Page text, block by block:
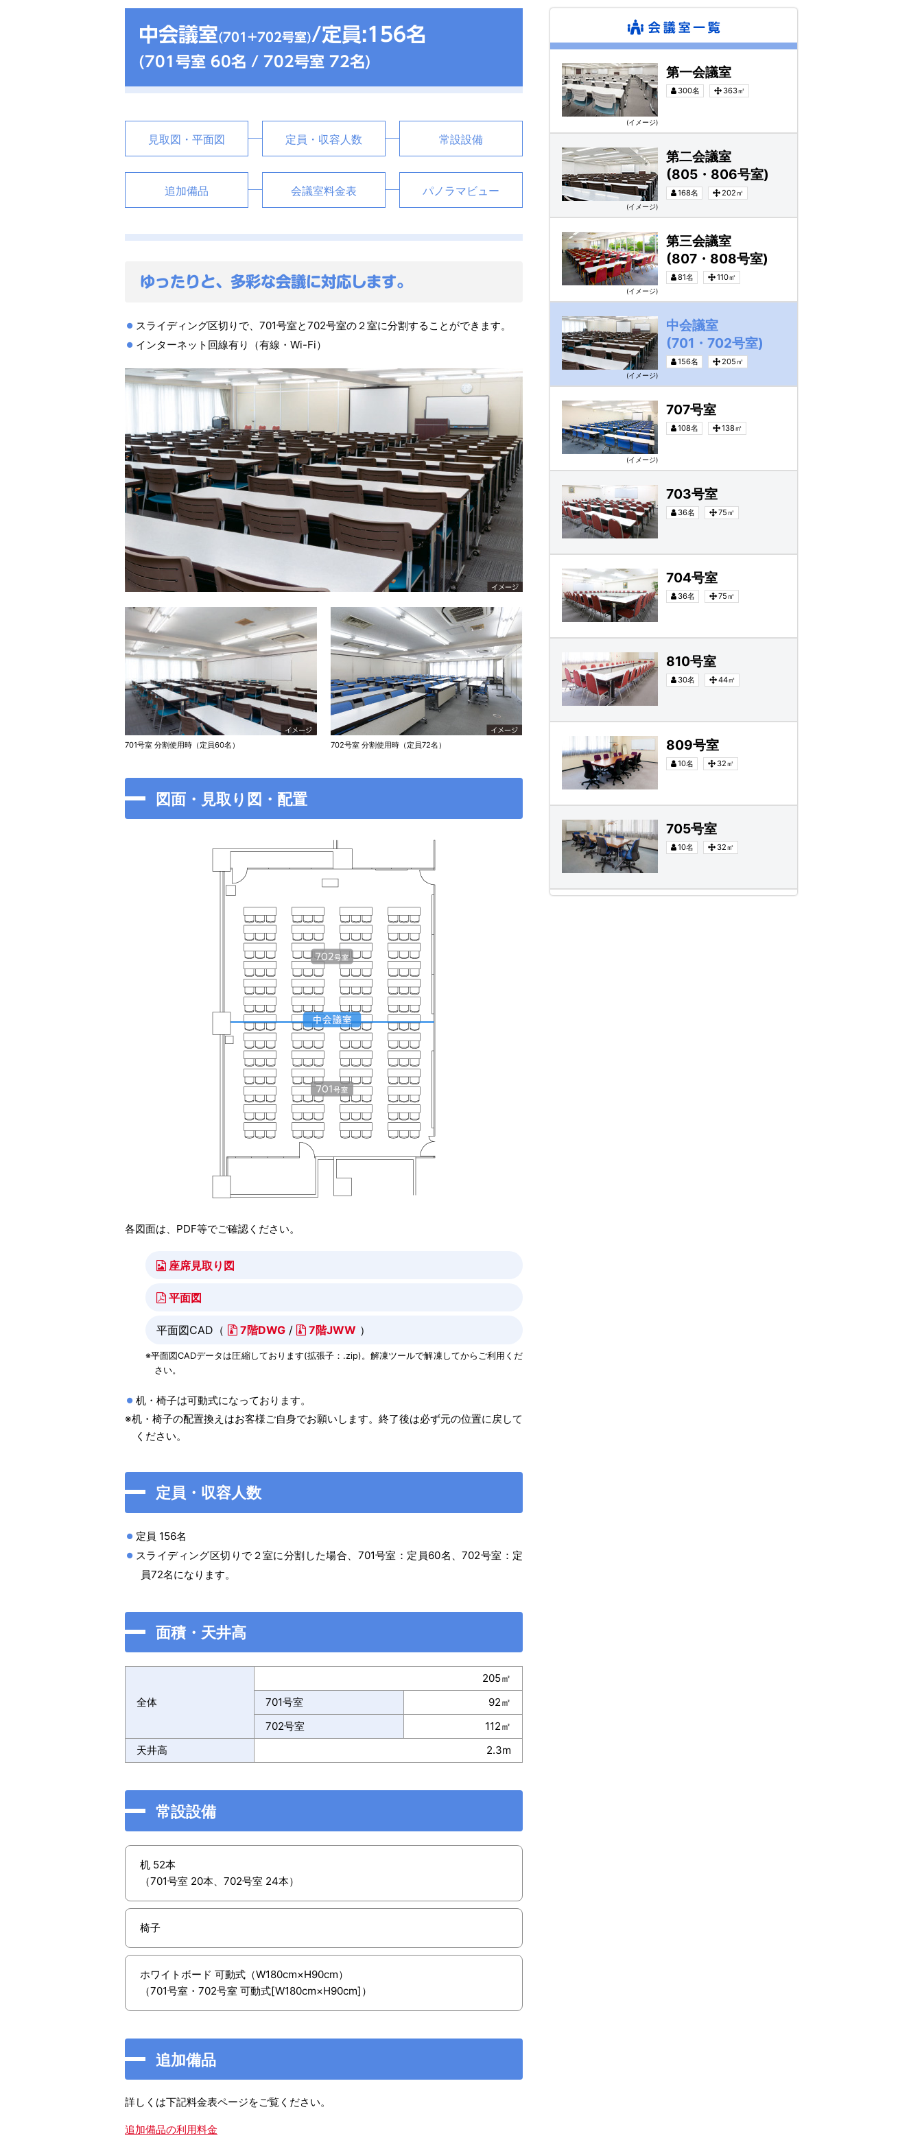
中会議室(701+702号室)/定員:156名
(701号室 60名 / 702号室 72名)
見取図・平面図 定員・収容人数 常設設備
追加備品 会議室料金表 パノラマビュー
ゆったりと、多彩な会議に対応します。
スライディング区切りで、701号室と702号室の２室に分割することができます。
インターネット回線有り（有線・Wi-Fi）
701号室 分割使用時（定員60名） 702号室 分割使用時（定員72名）
図面・見取り図・配置
各図面は、PDF等でご確認ください。
座席見取り図
平面図
平面図CAD（ 7階DWG / 7階JWW ）
※平面図CADデータは圧縮しております(拡張子：.zip)。解凍ツールで解凍してからご利用くだ
さい。
机・椅子は可動式になっております。
※机・椅子の配置換えはお客様ご自身でお願いします。終了後は必ず元の位置に戻して
ください。
定員・収容人数
定員 156名
スライディング区切りで２室に分割した場合、701号室：定員60名、702号室：定
員72名になります。
面積・天井高
全体
205㎡
701号室
92㎡
702号室
112㎡
天井高
2.3m
常設設備
机 52本
（701号室 20本、702号室 24本）
椅子
ホワイトボード 可動式（W180cm×H90cm）
（701号室・702号室 可動式[W180cm×H90cm]）
追加備品
詳しくは下記料金表ページをご覧ください。
追加備品の利用料金
(イメージ)
第一会議室
300名 363㎡
(イメージ)
第二会議室
(805・806号室)
168名 202㎡
(イメージ)
第三会議室
(807・808号室)
81名 110㎡
(イメージ)
中会議室
(701・702号室)
156名 205㎡
(イメージ)
707号室
108名 138㎡
703号室
36名 75㎡
704号室
36名 75㎡
810号室
30名 44㎡
809号室
10名 32㎡
705号室
10名 32㎡